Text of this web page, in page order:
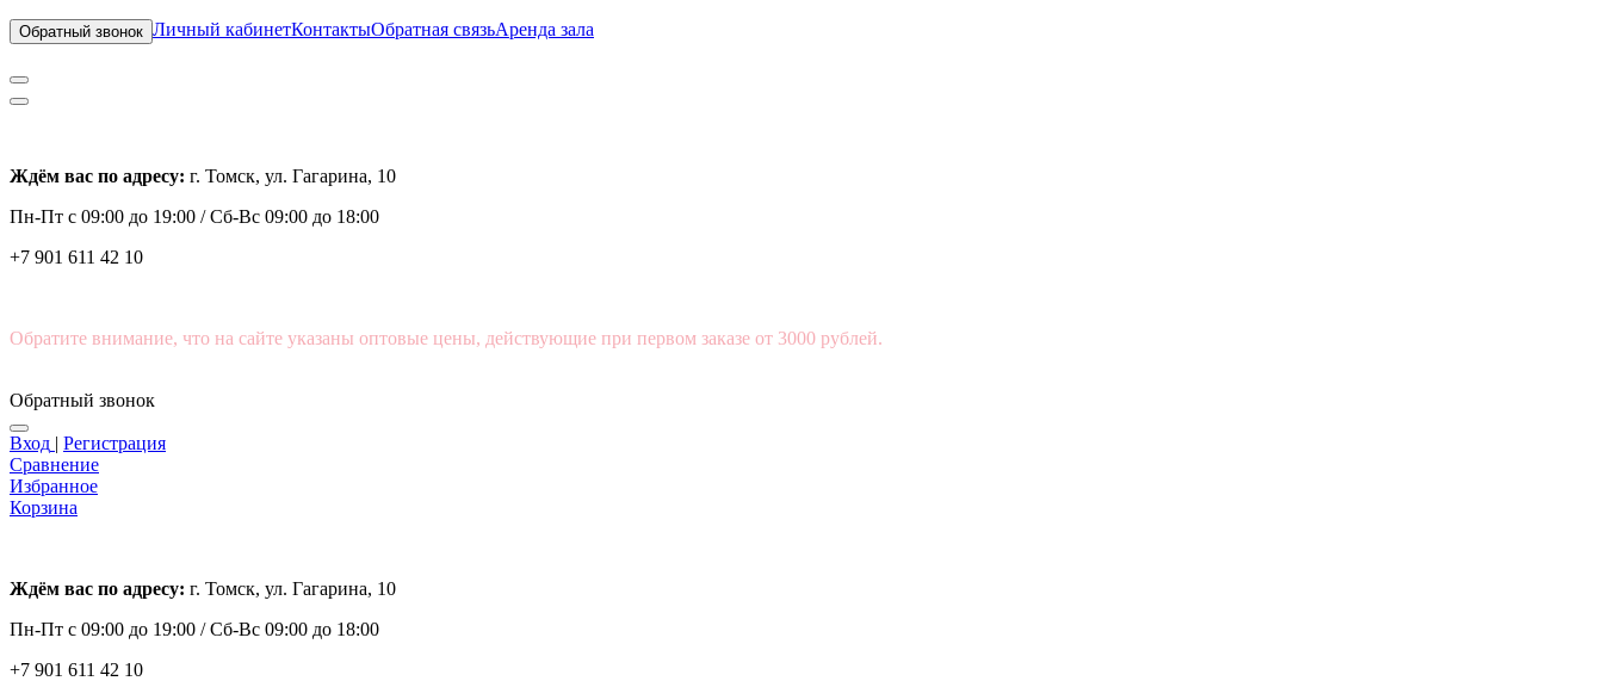
Обратный звонок Личный кабинетКонтактыОбратная связьАренда зала
Ждём вас по адресу: г. Томск, ул. Гагарина, 10
Пн-Пт с 09:00 до 19:00 /Сб-Вс 09:00 до 18:00
+7 901 611 42 10
Обратите внимание, что на сайте указаны оптовые цены, действующие при первом заказе от 3000 рублей.
Обратный звонок
Вход | Регистрация
Сравнение
Избранное
Корзина
Ждём вас по адресу: г. Томск, ул. Гагарина, 10
Пн-Пт с 09:00 до 19:00 /Сб-Вс 09:00 до 18:00
+7 901 611 42 10